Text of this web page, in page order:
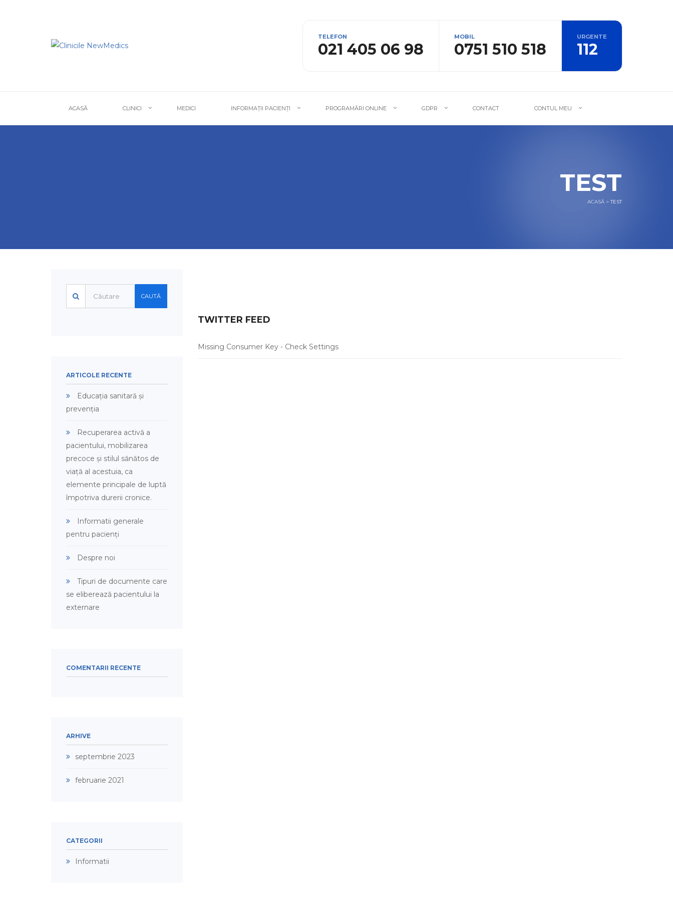
TELEFON
021 405 06 98
MOBIL
0751 510 518
URGENTE
112
ACASĂ CLINICI MEDICI INFORMAȚII PACIENȚI PROGRAMĂRI ONLINE GDPR CONTACT CONTUL MEU
TEST
ACASĂ >TEST
TWITTER FEED
Missing Consumer Key - Check Settings
ARTICOLE RECENTE
Educația sanitară și
prevenția
Recuperarea activă a
pacientului, mobilizarea
precoce și stilul sănătos de
viață al acestuia, ca
elemente principale de luptă
împotriva durerii cronice.
Informatii generale
pentru pacienți
Despre noi
Tipuri de documente care
se eliberează pacientului la
externare
COMENTARII RECENTE
ARHIVE
septembrie 2023
februarie 2021
CATEGORII
Informatii